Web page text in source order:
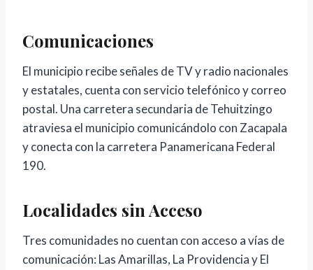
Comunicaciones
El municipio recibe señales de TV y radio nacionales
y estatales, cuenta con servicio telefónico y correo
postal. Una carretera secundaria de Tehuitzingo
atraviesa el municipio comunicándolo con Zacapala
y conecta con la carretera Panamericana Federal
190.
Localidades sin Acceso
Tres comunidades no cuentan con acceso a vías de
comunicación: Las Amarillas, La Providencia y El